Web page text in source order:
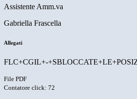
Assistente Amm.va
Gabriella Frascella
Allegati
FLC+CGIL+-
File PDF
Contatore click: 72